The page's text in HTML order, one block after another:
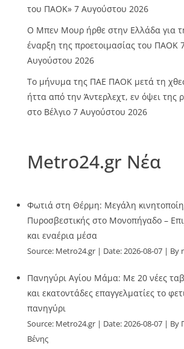
του ΠΑΟΚ» 7 Αυγούστου 2026
O Mπεν Μουρ ήρθε στην Ελλάδα για
έναρξη της προετοιμασίας του ΠΑΟΚ
Αυγούστου 2026
Το μήνυμα της ΠΑΕ ΠΑΟΚ μετά τη
ήττα από την Άντερλεχτ, εν όψει της
στο Βέλγιο 7 Αυγούστου 2026
Metro24.gr Νέα
Φωτιά στη Θέρμη: Μεγάλη
Πυροσβεστικής στο Μονοπήγαδο –
και εναέρια μέσα
Source: Metro24.gr Date: 2026-08-07 By
Πανηγύρι Αγίου Μάμα: Με 20 νέες
και εκατοντάδες επαγγελματίες το
πανηγύρι
Source: Metro24.gr Date: 2026-08-07
By
Βένης